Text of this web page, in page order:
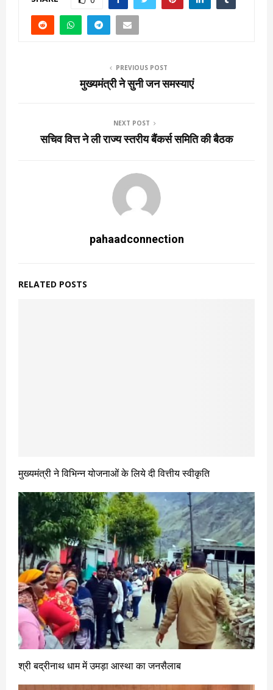
PREVIOUS POST
मुख्यमंत्री ने सुनी जन समस्याएं
NEXT POST
सचिव वित्त ने ली राज्य स्तरीय बैंकर्स समिति की बैठक
pahaadconnection
RELATED POSTS
मुख्यमंत्री ने विभिन्न योजनाओं के लिये दी वित्तीय स्वीकृति
श्री बद्रीनाथ धाम में उमड़ा आस्था का जनसैलाब